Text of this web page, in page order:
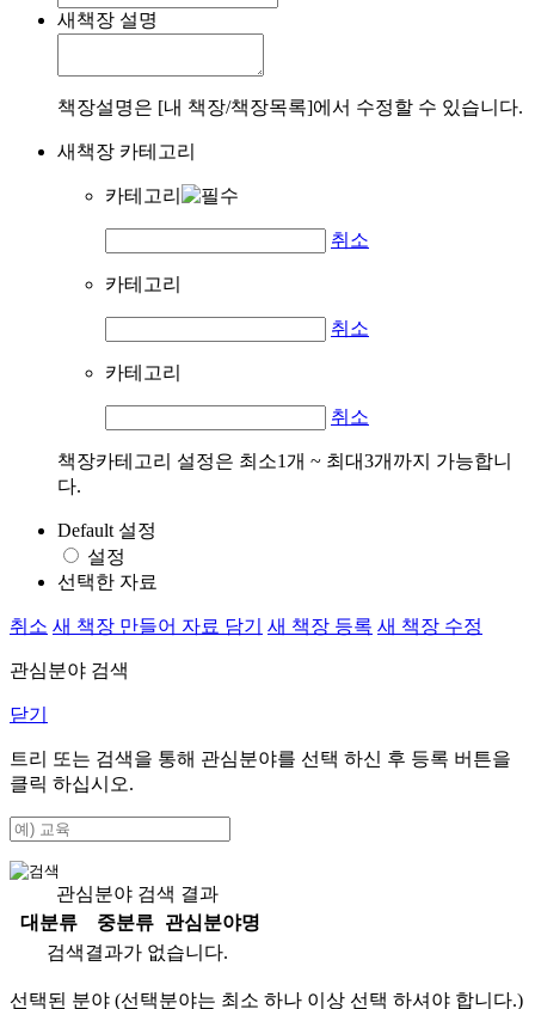
새책장 설명
책장설명은 [내 책장/책장목록]에서 수정할 수 있습니다.
새책장 카테고리
카테고리
취소
카테고리
취소
카테고리
취소
책장카테고리 설정은 최소1개 ~ 최대3개까지 가능합니
다.
Default 설정
설정
선택한 자료
취소 새 책장 만들어 자료 담기 새 책장 등록 새 책장 수정
관심분야 검색
닫기
트리 또는 검색을 통해 관심분야를 선택 하신 후 등록 버튼을
클릭 하십시오.
관심분야 검색 결과
대분류
중분류
관심분야명
검색결과가 없습니다.
선택된 분야 (선택분야는 최소 하나 이상 선택 하셔야 합니다.)